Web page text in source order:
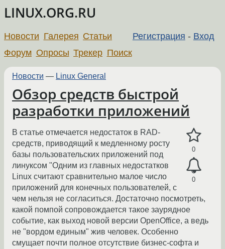
LINUX.ORG.RU
Регистрация - Вход
Новости Галерея Статьи
Форум Опросы Трекер Поиск
Новости — Linux General
Обзор средств быстрой
разработки приложений
0
0
В статье отмечается недостаток в RAD-
средств, приводящий к медленному росту
базы пользовательских приложений под
линуксом "Одним из главных недостатков
Linux считают сравнительно малое число
приложений для конечных пользователей, с
чем нельзя не согласиться. Достаточно посмотреть,
какой помпой сопровождается такое заурядное
событие, как выход новой версии OpenOffice, а ведь
не "вордом единым" жив человек. Особенно
смущает почти полное отсутствие бизнес-софта и